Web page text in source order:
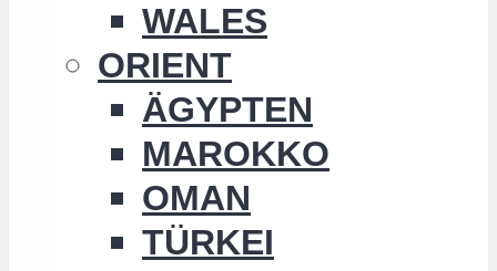
WALES
ORIENT
ÄGYPTEN
MAROKKO
OMAN
TÜRKEI